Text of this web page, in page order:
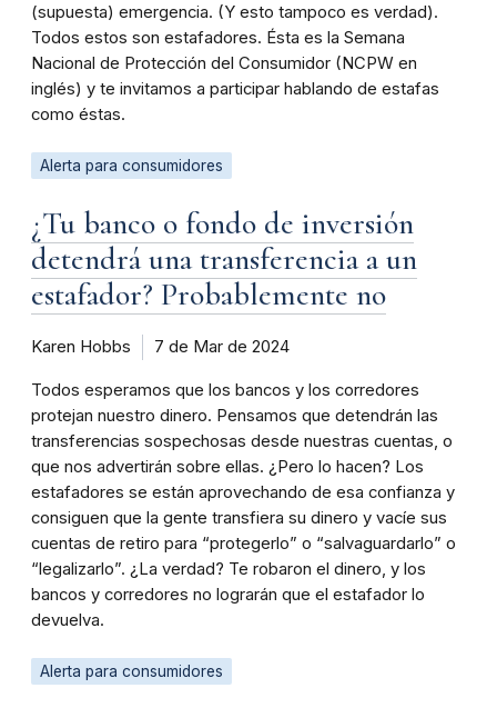
(supuesta) emergencia. (Y esto tampoco es verdad).
Todos estos son estafadores. Ésta es la Semana
Nacional de Protección del Consumidor (NCPW en
inglés) y te invitamos a participar hablando de estafas
como éstas.
Alerta para consumidores
¿Tu banco o fondo de inversión
detendrá una transferencia a un
estafador? Probablemente no
Karen Hobbs 7 de Mar de 2024
Todos esperamos que los bancos y los corredores
protejan nuestro dinero. Pensamos que detendrán las
transferencias sospechosas desde nuestras cuentas, o
que nos advertirán sobre ellas. ¿Pero lo hacen? Los
estafadores se están aprovechando de esa confianza y
consiguen que la gente transfiera su dinero y vacíe sus
cuentas de retiro para “protegerlo” o “salvaguardarlo” o
“legalizarlo”. ¿La verdad? Te robaron el dinero, y los
bancos y corredores no lograrán que el estafador lo
devuelva.
Alerta para consumidores